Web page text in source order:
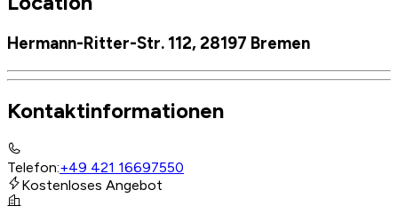
Hermann-Ritter-Str. 112, 28197 Bremen
Kontaktinformationen
Telefon:+49 421 16697550
Kostenloses Angebot